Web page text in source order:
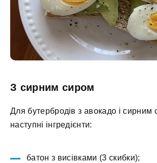
З сирним сиром
Для бутербродів з авокадо і сирним
наступні інгредієнти:
батон з висівками (3 скибки);